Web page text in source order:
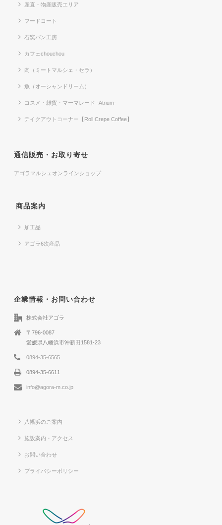
産直・物産販売エリア
フードコート
石窯パン工房
カフェchouchou
肉（ミートマルシェ・セラ）
魚（オーシャンドリーム）
コスメ・雑貨・マーマレード -Atrium-
テイクアウトコーナー【Roll Crepe Coffee】
通信販売・お取り寄せ
アゴラマルシェオンラインショップ
商品案内
加工品
アゴラ6次産品
企業情報・お問い合わせ
株式会社アゴラ
〒796-0087
愛媛県八幡浜市沖新田1581-23
0894-35-6565
0894-35-6611
info@agora-m.co.jp
八幡浜のご案内
施設案内・アクセス
お問い合わせ
プライバシーポリシー